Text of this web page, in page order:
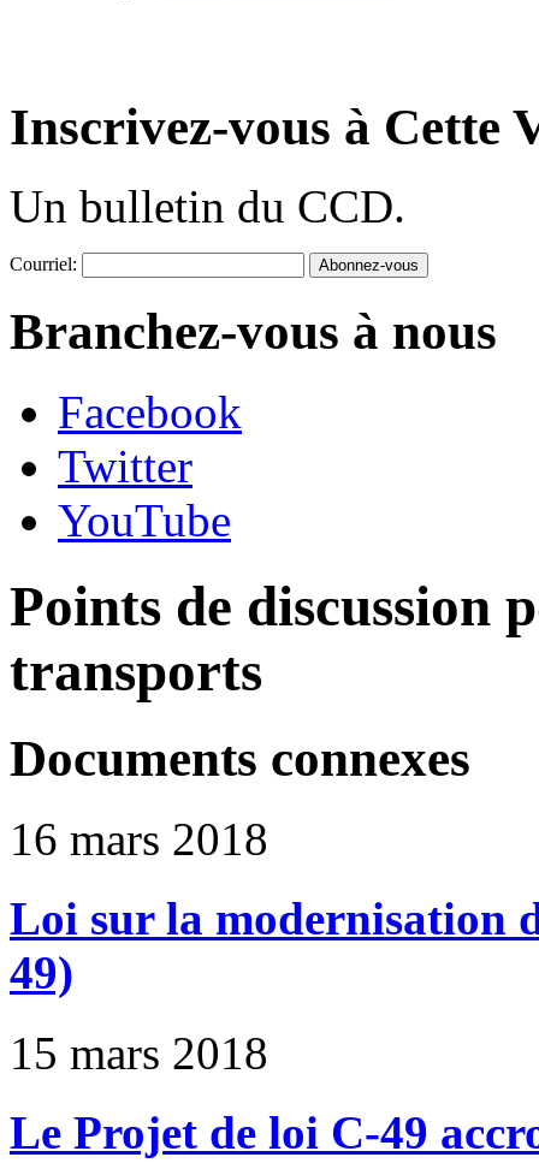
Inscrivez-vous à Cette
Un bulletin du CCD.
Courriel:
Branchez-vous à nous
Facebook
Twitter
YouTube
Points de discussion
transports
Documents connexes
16 mars 2018
Loi sur la modernisation
49)
15 mars 2018
Le Projet de loi C-49